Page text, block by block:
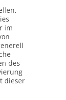
im
des
dieser